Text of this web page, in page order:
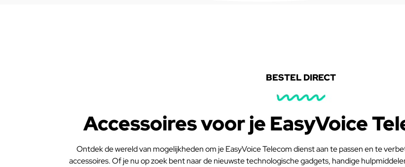
BESTEL DIRECT
Accessoires voor je EasyVoice
Ontdek de wereld van mogelijkheden om je EasyVoice Telecom dienst aan te passen en te
accessoires. Of je nu op zoek bent naar de nieuwste technologische gadgets, handige